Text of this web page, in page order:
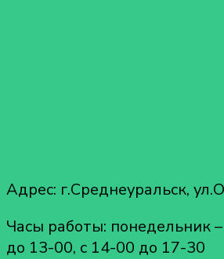
Адрес: г.Среднеуральск,
Часы работы: понедельник
до 13-00, с 14-00 до 17-30